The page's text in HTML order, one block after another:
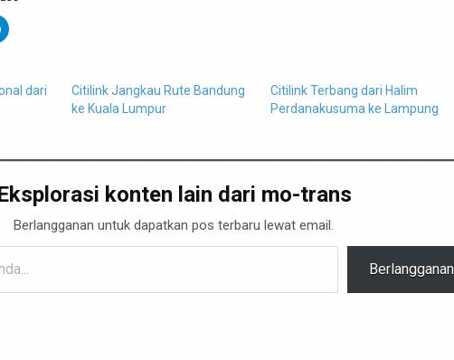
dari
Citilink Jangkau Rute Bandung
ke Kuala Lumpur
Citilink Terbang dari Halim
Perdanakusuma ke Lampung
konten lain dari mo-trans
Berlangganan untuk dapatkan pos terbaru lewat email.
Berlangganan